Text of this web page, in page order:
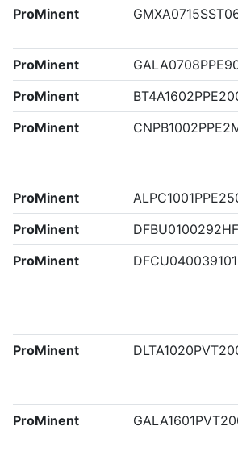
ProMinent
ProMinent
ProMinent
ProMinent
ProMinent
ProMinent
ProMinent
ProMinent
ProMinent